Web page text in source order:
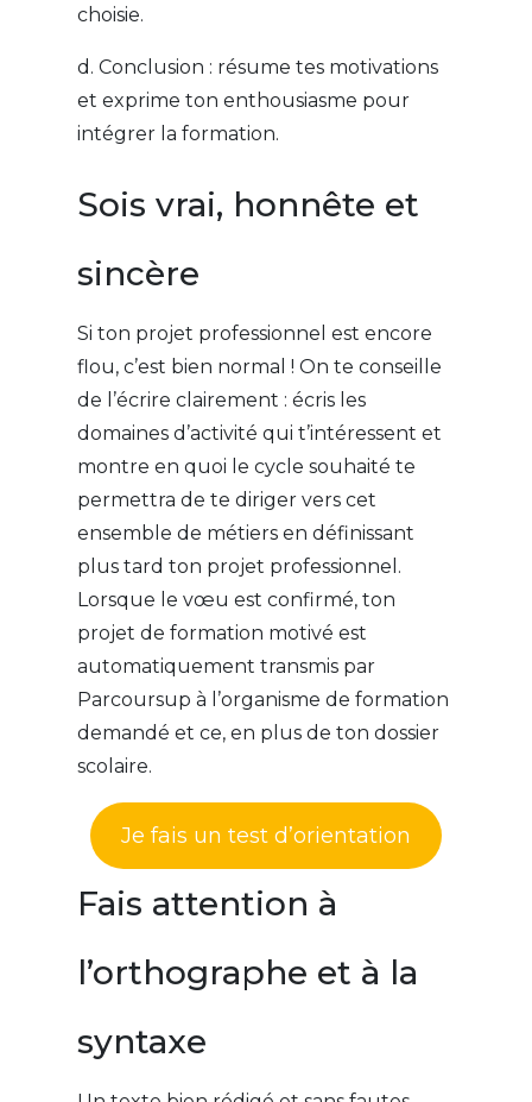
choisie.
d. Conclusion : résume tes motivations
et exprime ton enthousiasme pour
intégrer la formation.
Sois vrai, honnête et
sincère
Si ton projet professionnel est encore
flou, c’est bien normal ! On te conseille
de l’écrire clairement : écris les
domaines d’activité qui t’intéressent et
montre en quoi le cycle souhaité te
permettra de te diriger vers cet
ensemble de métiers en définissant
plus tard ton projet professionnel.
Lorsque le vœu est confirmé, ton
projet de formation motivé est
automatiquement transmis par
Parcoursup à l’organisme de formation
demandé et ce, en plus de ton dossier
scolaire.
Je fais un test d’orientation
Fais attention à
l’orthographe et à la
syntaxe